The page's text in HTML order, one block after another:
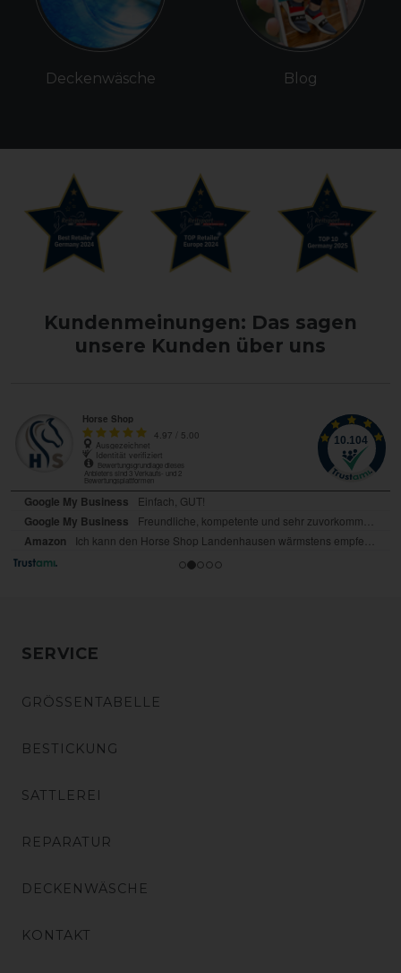
Deckenwäsche Blog
Kundenmeinungen: Das sagen
unsere Kunden über uns
SERVICE
GRÖSSENTABELLE
BESTICKUNG
SATTLEREI
REPARATUR
DECKENWÄSCHE
KONTAKT